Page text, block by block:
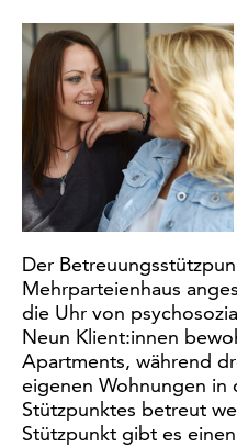
Der
Mehrparteienhaus
die Uhr von
Neun Klient:innen
Apartments, während
eigenen Wohnungen in
Stützpunktes betreut
Stützpunkt gibt es